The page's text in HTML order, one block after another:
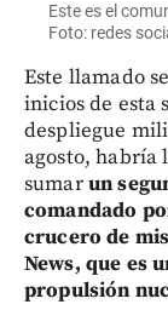
Este es el
Foto: redes
Este llamado
inicios de esta
despliegue
agosto, habría
sumarun
comandado
crucero de
News, que es
propulsión